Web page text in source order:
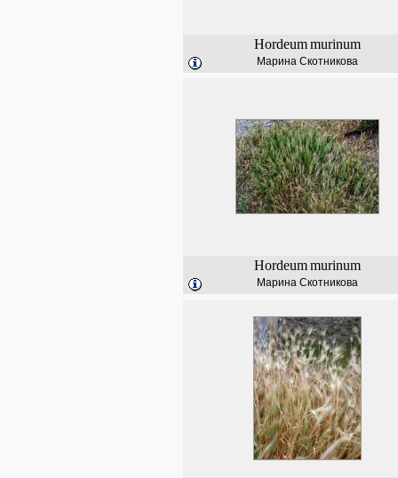
Hordeummurinum
Марина Скотникова
Hordeummurinum
Марина Скотникова